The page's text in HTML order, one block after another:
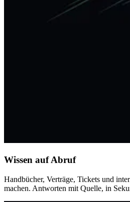
Wissen auf Abruf
Handbücher, Verträge, Tickets und
machen. Antworten mit Quelle, in